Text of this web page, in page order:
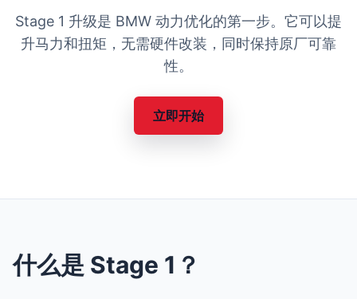
Stage 1 升级是 BMW 动力优化的第一步。它可以提
升马力和扭矩，无需硬件改装，同时保持原厂可靠
性。
立即开始
什么是 Stage 1？